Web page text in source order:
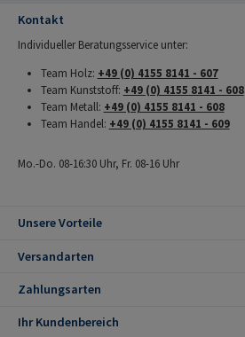
Kontakt
Individueller Beratungsservice unter:
Team Holz: +49 (0) 4155 8141 - 607
Team Kunststoff: +49 (0) 4155 8141 - 608
Team Metall: +49 (0) 4155 8141 - 608
Team Handel: +49 (0) 4155 8141 - 609
Mo.-Do. 08-16:30 Uhr, Fr. 08-16 Uhr
Unsere Vorteile
Versandarten
Zahlungsarten
Ihr Kundenbereich